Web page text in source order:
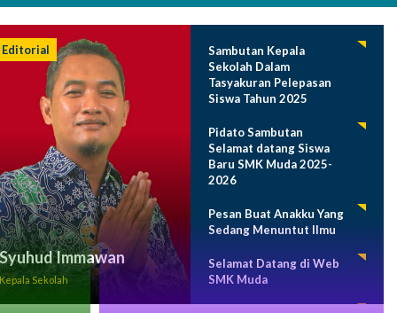
Editorial
Syuhud Immawan
Kepala Sekolah
Sambutan Kepala
Sekolah Dalam
Tasyakuran Pelepasan
Siswa Tahun 2025
Pidato Sambutan
Selamat datang Siswa
Baru SMK Muda 2025-
2026
Pesan Buat Anakku Yang
Sedang Menuntut Ilmu
Selamat Datang di Web
SMK Muda